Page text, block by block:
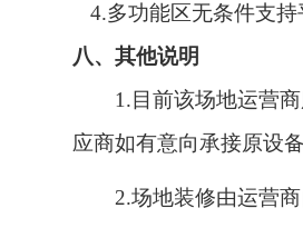
4.多功能区无条件支持
八、其他说明
1.目前该场地运营
应商如有意向承接原设
2.场地装修由运营